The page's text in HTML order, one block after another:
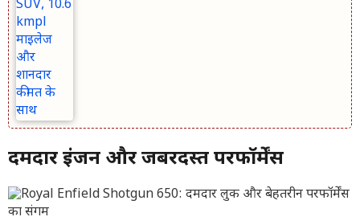
दमदार इंजन और जबरदस्त परफॉर्मेंस